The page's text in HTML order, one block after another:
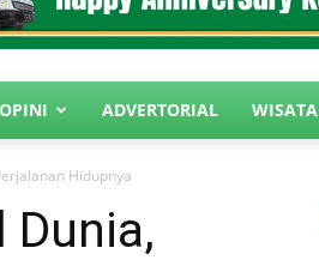
OPINI ADVERTORIAL WISATA
Hidupnya